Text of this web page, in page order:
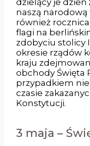
naszą narodową
również
flagi na
zdobyciu stolicy
okresie rządów
kraju
obchody Święta
przypadkiem
czasie
Konstytucji.
3 maja –